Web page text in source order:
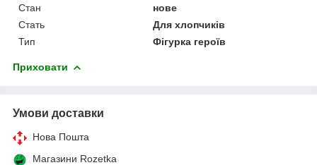
Стан
нове
Стать
Для хлопчиків
Тип
Фігурка героїв
Приховати
Умови доставки
Нова Пошта
Магазини Rozetka